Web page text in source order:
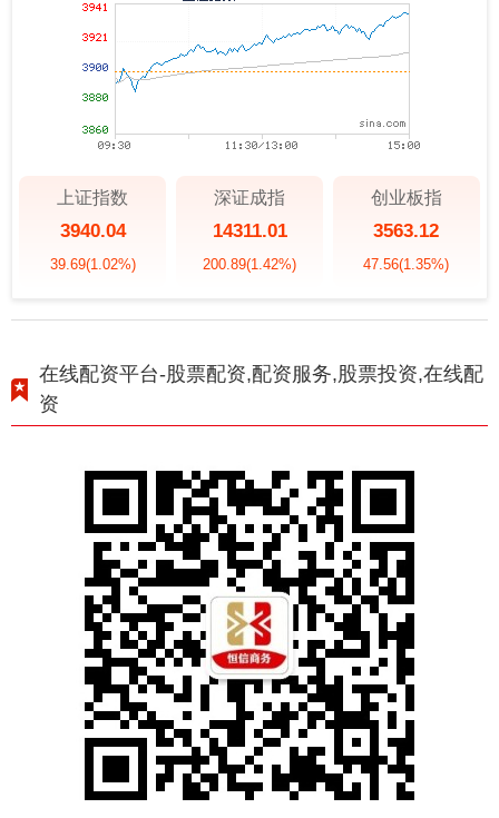
上证指数
3940.04
39.69(1.02%)
深证成指
14311.01
200.89(1.42%)
创业板指
3563.12
47.56(1.35%)
在线配资平台-股票配资,配资服务,股票投资,在线配
资